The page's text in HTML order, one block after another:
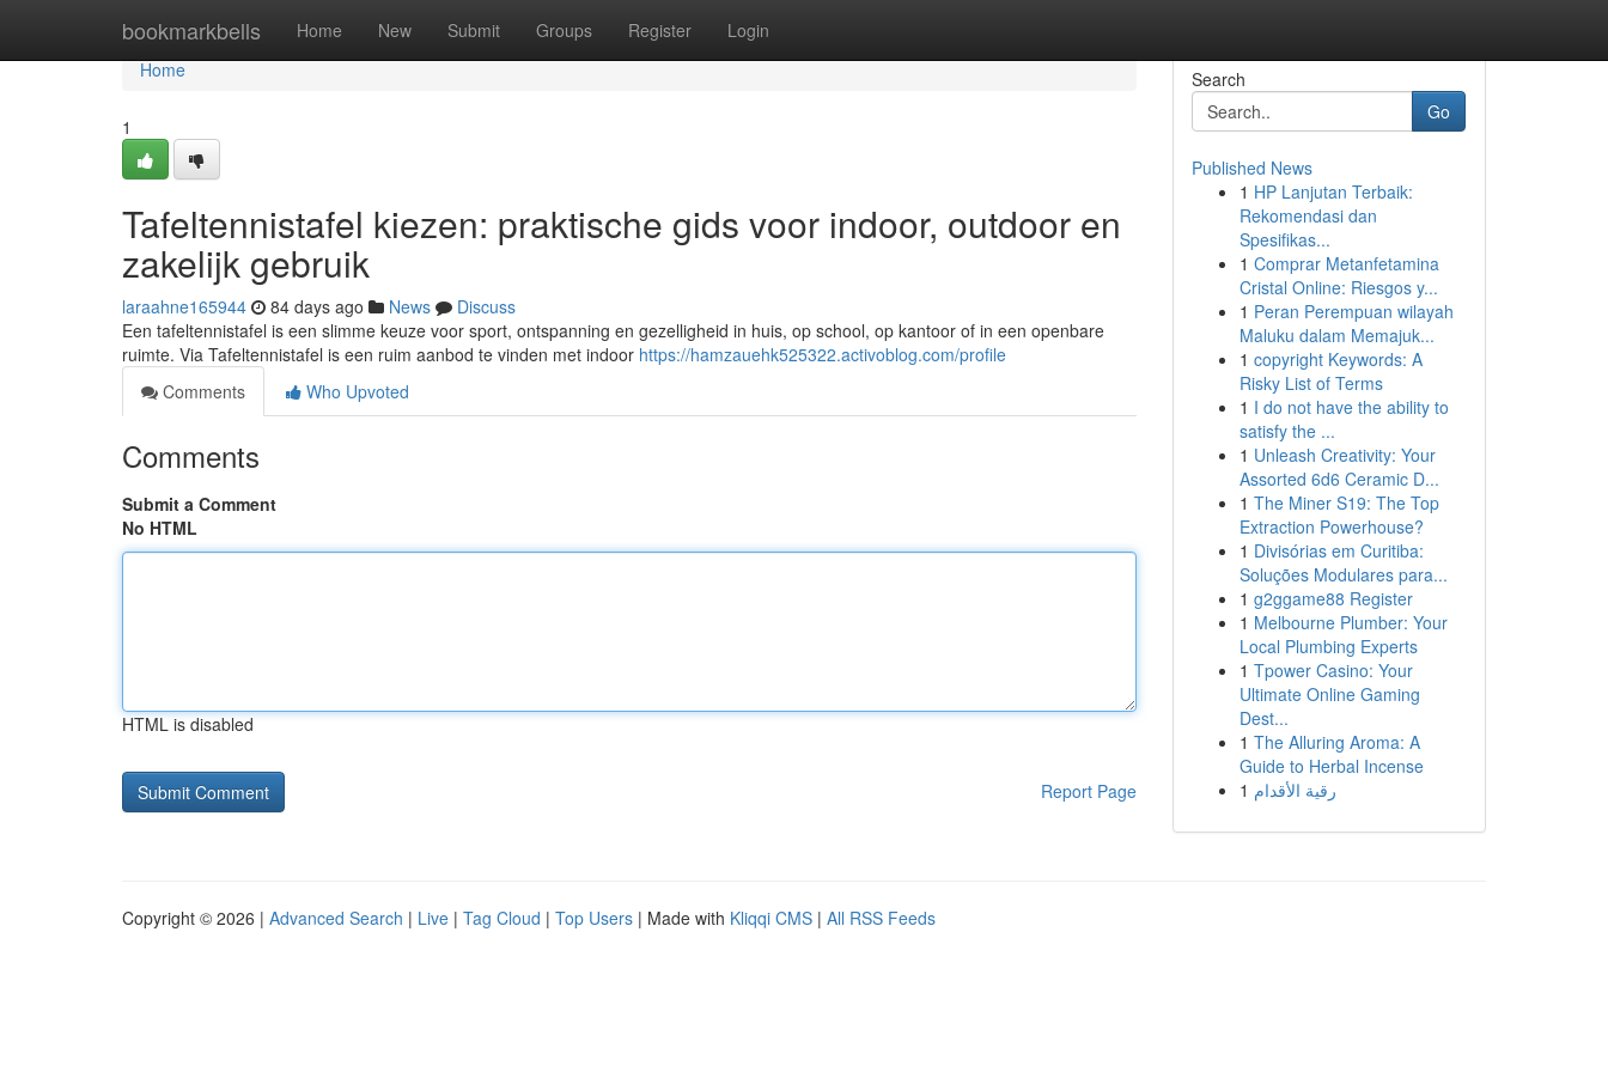
bookmarkbells Home New Submit Groups Register Login
Home
Home
1
Tafeltennistafel kiezen: praktische gids voor indoor, outdoor en
zakelijk gebruik
laraahne165944 84 days ago News
Discuss
Een tafeltennistafel is een slimme keuze voor sport, ontspanning en gezelligheid in huis, op school, op kantoor of in een openbare
ruimte. Via Tafeltennistafel is een ruim aanbod te vinden met indoor https://hamzauehk525322.activoblog.com/profile
Comments
Who Upvoted
Comments
Submit a Comment
No HTML
HTML is disabled
Report Page
Search
Go
Published News
1 HP Lanjutan Terbaik:
Rekomendasi dan
Spesifikas...
1 Comprar Metanfetamina
Cristal Online: Riesgos y...
1 Peran Perempuan wilayah
Maluku dalam Memajuk...
1 copyright Keywords: A
Risky List of Terms
1 I do not have the ability to
satisfy the ...
1 Unleash Creativity: Your
Assorted 6d6 Ceramic D...
1 The Miner S19: The Top
Extraction Powerhouse?
1 Divisórias em Curitiba:
Soluções Modulares para...
1 g2ggame88 Register
1 Melbourne Plumber: Your
Local Plumbing Experts
1 Tpower Casino: Your
Ultimate Online Gaming
Dest...
1 The Alluring Aroma: A
Guide to Herbal Incense
1 رقية الأقدام
Copyright © 2026 | Advanced Search | Live | Tag Cloud | Top Users | Made with Kliqqi CMS | All RSS Feeds